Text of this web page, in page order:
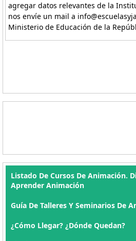
agregar datos relevantes de la
nos envíe un mail a
Ministerio de Educación de la
Listado De Cursos De Animación.
Aprender Animación
Guía De Talleres Y Seminarios De
¿Cómo Llegar? ¿Dónde Quedan?